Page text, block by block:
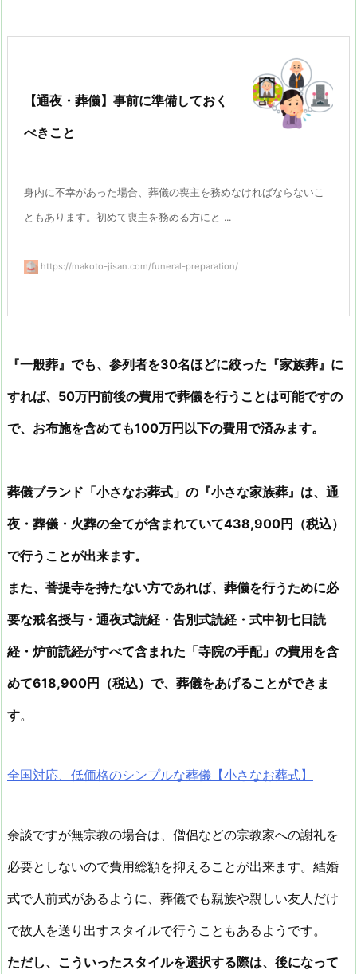
【通夜・葬儀】事前に準備しておく
べきこと
身内に不幸があった場合、葬儀の喪主を務めなければならないこ
ともあります。初めて喪主を務める方にと ...
https://makoto-jisan.com/funeral-preparation/
『一般葬』でも、参列者を30名ほどに絞った『家族葬』に
すれば、50万円前後の費用で葬儀を行うことは可能ですの
で、お布施を含めても100万円以下の費用で済みます。
葬儀ブランド「小さなお葬式」の『小さな家族葬』は、通
夜・葬儀・火葬の全てが含まれていて438,900円 （税込）
で行うことが出来ます。
また、菩提寺を持たない方であれば、葬儀を行うために必
要な戒名授与・通夜式読経・告別式読経・式中初七日読
経・炉前読経がすべて含まれた「寺院の手配」の費用を含
めて618,900円 （税込）で、葬儀をあげることができま
す。
全国対応、低価格のシンプルな葬儀【小さなお葬式】
余談ですが無宗教の場合は、僧侶などの宗教家への謝礼を
必要としないので費用総額を抑えることが出来ます。結婚
式で人前式があるように、葬儀でも親族や親しい友人だけ
で故人を送り出すスタイルで行うこともあるようです。
ただし、こういったスタイルを選択する際は、後になって